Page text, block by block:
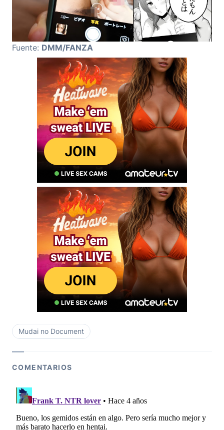
Fuente: DMM/FANZA
Mudai no Document
COMENTARIOS